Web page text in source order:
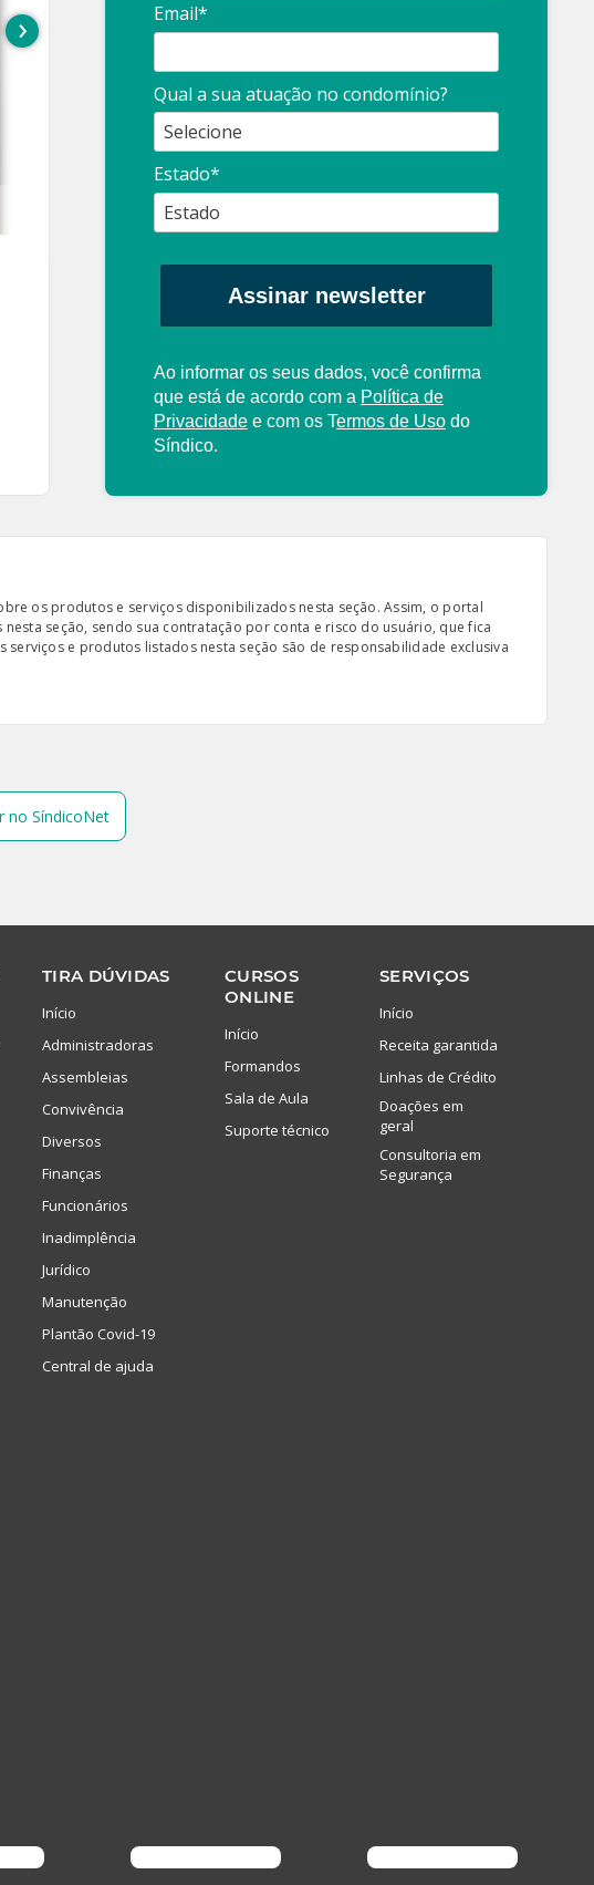
PCMSO: O que é?
profissional:
cuidado com as
propagandas
› Email*
Qual a sua atuação no condomínio?
Estado*
Assinar newsletter
Ao informar os seus dados, você confirma
que está de acordo com a Política de
Privacidade e com os Termos de Uso do
Síndico.
os produtos e serviços disponibilizados nesta seção. Assim, o portal
seção, sendo sua contratação por conta e risco do usuário, que fica
e produtos listados nesta seção são de responsabilidade exclusiva
no SíndicoNet
TIRA DÚVIDAS
Início
Administradoras
Assembleias
Convivência
Diversos
Finanças
Funcionários
Inadimplência
Jurídico
Manutenção
Plantão Covid-19
Central de ajuda
CURSOS
ONLINE
Início
Formandos
Sala de Aula
Suporte técnico
SERVIÇOS
Início
Receita garantida
Linhas de Crédito
Doações em
geral
Consultoria em
Segurança